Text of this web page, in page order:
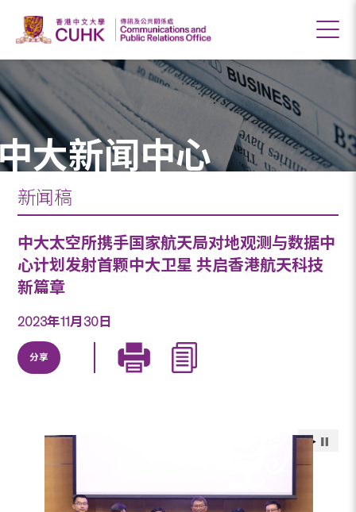
大新闻中心
新闻稿
中大太空所携手国家航天局对地观测与数据中
心计划发射首颗中大卫星 共启香港航天科技
新篇章
2023年11月30日
分享